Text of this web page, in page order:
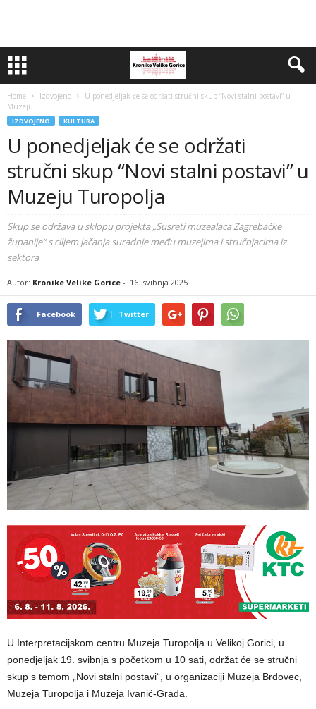
Home Izdvojeno
U ponedjeljak će se održati stručni skup “Novi stalni postavi” u
Muzeju...
IZDVOJENO KULTURA
U ponedjeljak će se održati
stručni skup “Novi stalni postavi” u
Muzeju Turopolja
Skup se održava u sklopu projekta „Susreti muzealaca Zagrebačke
županije“ s ciljem jačanja suradnje među muzejima i stručnjacima iz
sektora
Autor: Kronike Velike Gorice - 16. svibnja 2025
Facebook Twitter
U Interpretacijskom centru Muzeja Turopolja u Velikoj Gorici, u
ponedjeljak 19. svibnja s početkom u 10 sati, održat će se stručni
skup s temom „Novi stalni postavi“, u organizaciji Muzeja Brdovec,
Muzeja Turopolja i Muzeja Ivanić-Grada.